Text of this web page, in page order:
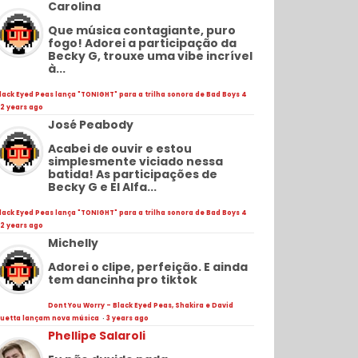
Carolina
Que música contagiante, puro
fogo! Adorei a participação da
Becky G, trouxe uma vibe incrível
à...
Eyed Peas lança "TONIGHT" para a trilha sonora de Bad Boys 4
2 years ago
José Peabody
Acabei de ouvir e estou
simplesmente viciado nessa
batida! As participações de
Becky G e El Alfa...
Eyed Peas lança "TONIGHT" para a trilha sonora de Bad Boys 4
2 years ago
Michelly
Adorei o clipe, perfeição. E ainda
tem dancinha pro tiktok
Dont You Worry - Black Eyed Peas, Shakira e David
lançam nova música · 3 years ago
Phellipe Salaroli